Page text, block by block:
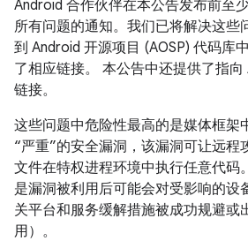
Android 合作伙伴在本公告发布前至
所有问题的通知。我们已将解决这些
到 Android 开源项目 (AOSP) 代码库
了相应链接。 本公告中还提供了指向
链接。
这些问题中危险性最高的是媒体框架
“严重”的安全漏洞，该漏洞可让远程
文件在特权进程环境中执行任意代码。
是漏洞被利用后可能会对受影响的设
关平台和服务缓解措施被成功规避或
用）。